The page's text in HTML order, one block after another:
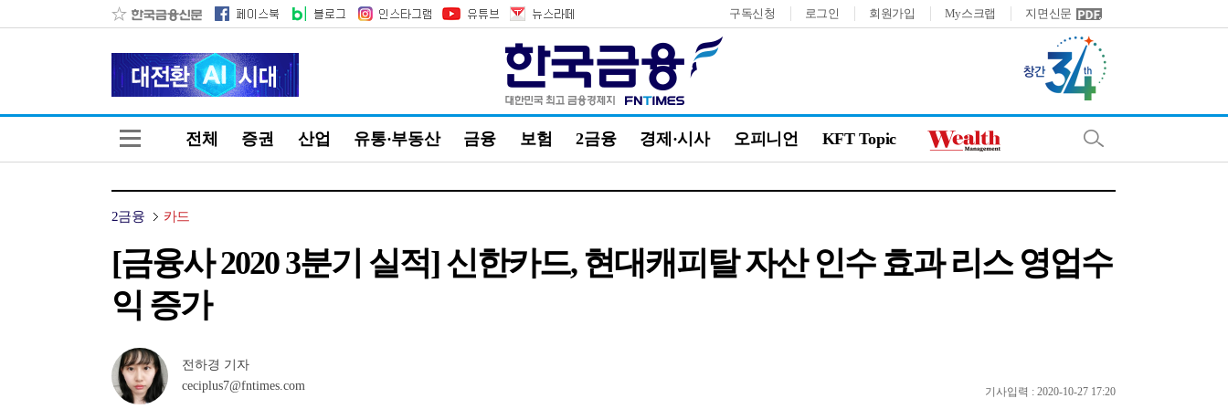
구독신청 로그인 회원가입 My스크랩 지면신문
전체 증권 산업 유통·부동산 금융 보험 2금융 경제·시사 오피니언 KFT Topic
2금융 카드
[금융사 2020 3분기 실적] 신한카드, 현대캐피탈 자산 인수 효과 리스 영업수
익 증가
전하경 기자
ceciplus7@fntimes.com
기사입력 : 2020-10-27 17:20